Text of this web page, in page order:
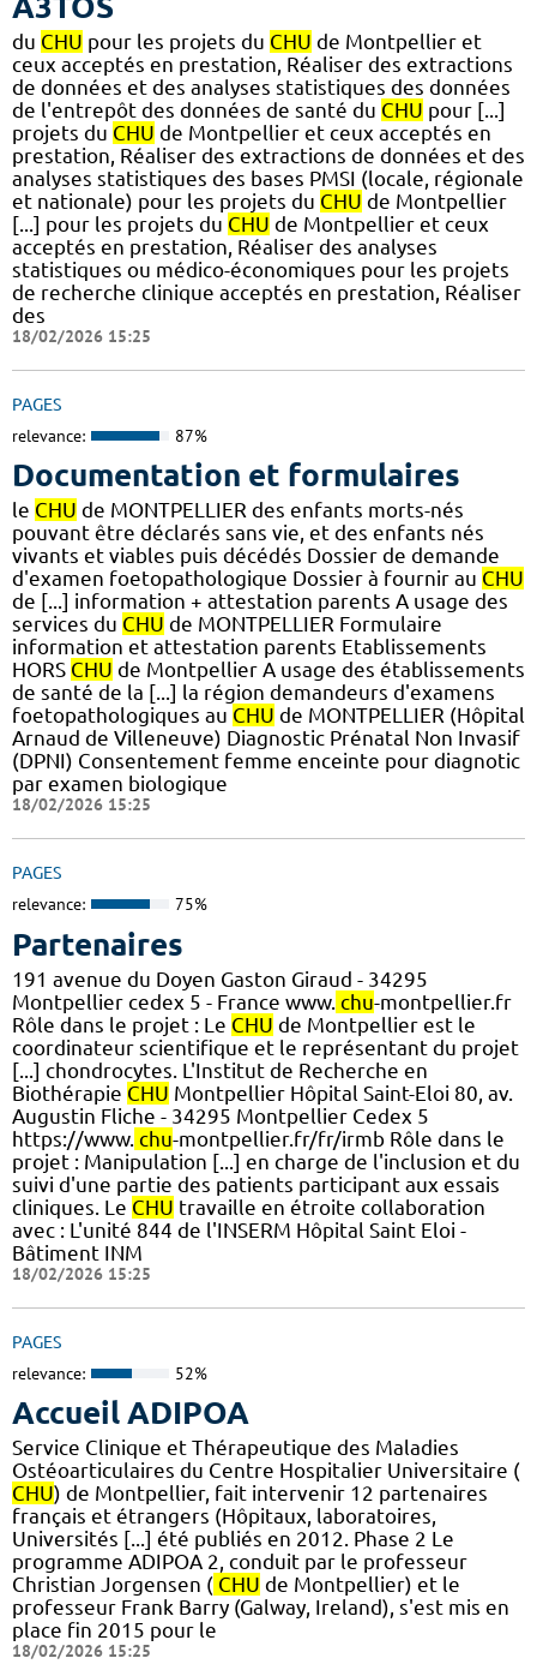
du CHU pour les projets du CHU de Montpellier et
ceux acceptés en prestation, Réaliser des extractions
de données et des analyses statistiques des données
de l'entrepôt des données de santé du CHU pour [...]
projets du CHU de Montpellier et ceux acceptés en
prestation, Réaliser des extractions de données et des
analyses statistiques des bases PMSI (locale, régionale
et nationale) pour les projets du CHU de Montpellier
[...] pour les projets du CHU de Montpellier et ceux
acceptés en prestation, Réaliser des analyses
statistiques ou médico-économiques pour les projets
de recherche clinique acceptés en prestation, Réaliser
des
18/02/2026 15:25
PAGES
relevance: 87%
Documentation et formulaires
le CHU de MONTPELLIER des enfants morts-nés
pouvant être déclarés sans vie, et des enfants nés
vivants et viables puis décédés Dossier de demande
d'examen foetopathologique Dossier à fournir au CHU
de [...] information + attestation parents A usage des
services du CHU de MONTPELLIER Formulaire
information et attestation parents Etablissements
HORS CHU de Montpellier A usage des établissements
de santé de la [...] la région demandeurs d'examens
foetopathologiques au CHU de MONTPELLIER (Hôpital
Arnaud de Villeneuve) Diagnostic Prénatal Non Invasif
(DPNI) Consentement femme enceinte pour diagnotic
par examen biologique
18/02/2026 15:25
PAGES
relevance: 75%
Partenaires
191 avenue du Doyen Gaston Giraud - 34295
Montpellier cedex 5 - France www. chu-montpellier.fr
Rôle dans le projet : Le CHU de Montpellier est le
coordinateur scientifique et le représentant du projet
[...] chondrocytes. L'Institut de Recherche en
Biothérapie CHU Montpellier Hôpital Saint-Eloi 80, av.
Augustin Fliche - 34295 Montpellier Cedex 5
https://www. chu-montpellier.fr/fr/irmb Rôle dans le
projet : Manipulation [...] en charge de l'inclusion et du
suivi d'une partie des patients participant aux essais
cliniques. Le CHU travaille en étroite collaboration
avec : L'unité 844 de l'INSERM Hôpital Saint Eloi -
Bâtiment INM
18/02/2026 15:25
PAGES
relevance: 52%
Accueil ADIPOA
Service Clinique et Thérapeutique des Maladies
Ostéoarticulaires du Centre Hospitalier Universitaire (
CHU) de Montpellier, fait intervenir 12 partenaires
français et étrangers (Hôpitaux, laboratoires,
Universités [...] été publiés en 2012. Phase 2 Le
programme ADIPOA 2, conduit par le professeur
Christian Jorgensen ( CHU de Montpellier) et le
professeur Frank Barry (Galway, Ireland), s'est mis en
place fin 2015 pour le
18/02/2026 15:25